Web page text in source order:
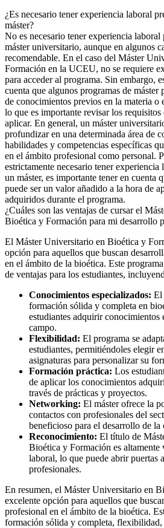
¿Es necesario tener experiencia laboral
máster?
No es necesario tener experiencia laboral
máster universitario, aunque en algunos
recomendable. En el caso del Máster
Formación en la UCEU, no se requiere
para acceder al programa. Sin embargo,
cuenta que algunos programas de
de conocimientos previos en la materia o
lo que es importante revisar los requisitos
aplicar. En general, un máster
profundizar en una determinada área de
habilidades y competencias específicas
en el ámbito profesional como personal.
estrictamente necesario tener
un máster, es importante tener en cuenta
puede ser un valor añadido a la hora de
adquiridos durante el programa.
¿Cuáles son las ventajas de cursar el
Bioética y Formación para mi desarrollo
El Máster Universitario en Bioética y
opción para aquellos que buscan
en el ámbito de la bioética. Este
de ventajas para los estudiantes,
Conocimientos especializados: El
formación sólida y completa en
estudiantes adquirir conocimientos
campo.
Flexibilidad: El programa se
estudiantes, permitiéndoles elegir
asignaturas para personalizar su
Formación práctica: Los
de aplicar los conocimientos
través de prácticas y proyectos.
Networking: El máster ofrece la
contactos con profesionales del
beneficioso para el desarrollo de la
Reconocimiento: El título de
Bioética y Formación es altamente
laboral, lo que puede abrir puertas
profesionales.
En resumen, el Máster Universitario en
excelente opción para aquellos que
profesional en el ámbito de la bioética.
formación sólida y completa,